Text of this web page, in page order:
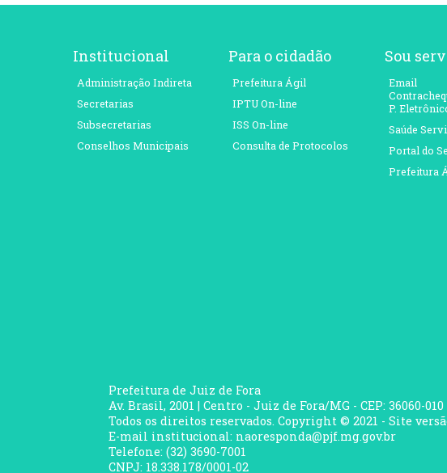
Institucional
Administração Indireta
Secretarias
Subsecretarias
Conselhos Municipais
Para o cidadão
Prefeitura Ágil
IPTU On-line
ISS On-line
Consulta de Protocolos
Sou
Email
P.
Saúde
Portal do
Prefeitura
Prefeitura de Juiz de Fora
Av. Brasil, 2001 | Centro - Juiz de Fora/MG - CEP: 36060-010
Todos os direitos reservados. Copyright © 2021 - Site
E-mail institucional: naoresponda@pjf.mg.gov.br
Telefone: (32) 3690-7001
CNPJ: 18.338.178/0001-02